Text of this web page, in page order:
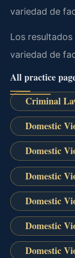
variedad de
Los
variedad de
All practice
Criminal
Domestic
Domestic
Domestic
Domestic
Domestic
Domestic